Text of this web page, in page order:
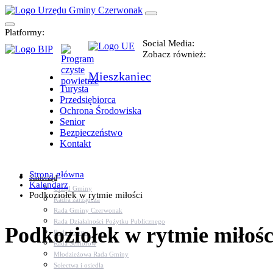
Platformy:
Social Media:
Zobacz również:
Mieszkaniec
Turysta
Przedsiębiorca
Ochrona Środowiska
Senior
Bezpieczeństwo
Kontakt
Samorząd
Urząd Gminy
Kadra zarządcza
Rada Gminy Czerwonak
Rada Działalności Pożytku Publicznego
Rada Sportu
Rada Seniorów
Młodzieżowa Rada Gminy
Sołectwa i osiedla
Strona główna
Kalendarz
Podkoziołek w rytmie miłości
Podkoziołek w rytmie